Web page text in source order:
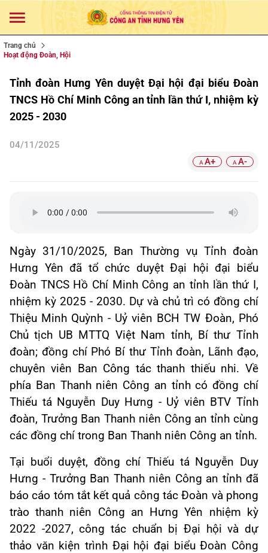
Trang chủ
Hoạt động Đoàn, Hội
Tỉnh đoàn Hưng Yên duyệt Đại hội đại biểu Đoàn
TNCS Hồ Chí Minh Công an tỉnh lần thứ I, nhiệm kỳ
2025 - 2030
04/11/2025
A A+ A A-
Ngày 31/10/2025, Ban Thường vụ Tỉnh đoàn
Hưng Yên đã tổ chức duyệt Đại hội đại biểu
Đoàn TNCS Hồ Chí Minh Công an tỉnh lần thứ I,
nhiệm kỳ 2025 - 2030. Dự và chủ trì có đồng chí
Thiệu Minh Quỳnh - Uỷ viên BCH TW Đoàn, Phó
Chủ tịch UB MTTQ Việt Nam tỉnh, Bí thư Tỉnh
đoàn; đồng chí Phó Bí thư Tỉnh đoàn, Lãnh đạo,
chuyên viên Ban Công tác thanh thiếu nhi. Về
phía Ban Thanh niên Công an tỉnh có đồng chí
Thiếu tá Nguyễn Duy Hưng - Uỷ viên BTV Tỉnh
đoàn, Trưởng Ban Thanh niên Công an tỉnh cùng
các đồng chí trong Ban Thanh niên Công an tỉnh.
Tại buổi duyệt, đồng chí Thiếu tá Nguyễn Duy
Hưng - Trưởng Ban Thanh niên Công an tỉnh đã
báo cáo tóm tắt kết quả công tác Đoàn và phong
trào thanh niên Công an Hưng Yên nhiệm kỳ
2022 -2027, công tác chuẩn bị Đại hội và dự
thảo văn kiện trình Đại hội đại biểu Đoàn Công